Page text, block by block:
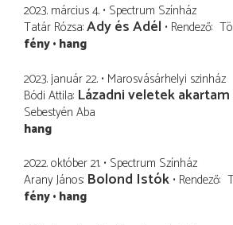
2023. március 4. Spectrum Színház
Tatár Rózsa Ady és Adél Rendező
fény hang
2023. január 22. Marosvásárhelyi szinház
Bódi Attila Lázadni veletek akartam
Sebestyén Aba
hang
2022. október 21. Spectrum Színház
Arany János Bolond Istók Rendező
fény hang